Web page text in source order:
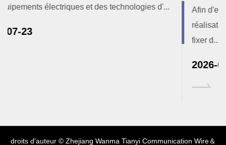
d'...
Afin d'examiner de manière exhaustive les
réalisations opérationnelles du premier semestre,
droits d'auteur © Zhejiang Wanma Tianyi Communication Wire＆